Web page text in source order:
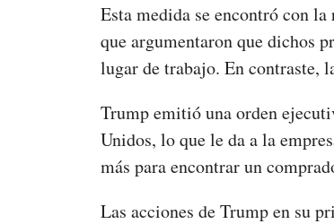
Esta medida se encontró con
que argumentaron que dichos
lugar de trabajo. En contraste,
Trump emitió una orden
Unidos, lo que le da a la
más para encontrar un
Las acciones de Trump en su